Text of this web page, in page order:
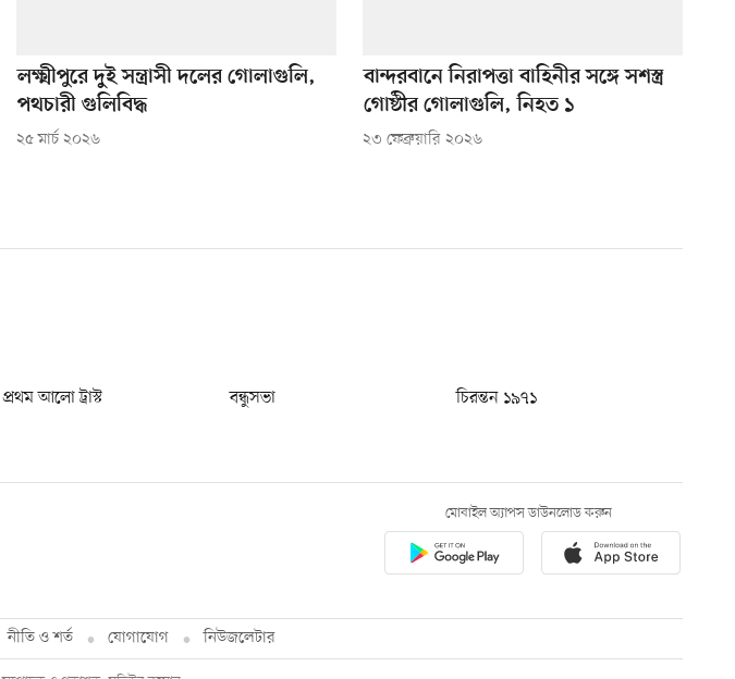
লক্ষ্মীপুরে দুই সন্ত্রাসী দলের গোলাগুলি,
পথচারী গুলিবিদ্ধ
২৫ মার্চ ২০২৬
বান্দরবানে নিরাপত্তা বাহিনীর সঙ্গে সশস্ত্র
গোষ্ঠীর গোলাগুলি, নিহত ১
২৩ ফেব্রুয়ারি ২০২৬
প্রথম আলো ট্রাস্ট বন্ধুসভা
চিরন্তন ১৯৭১
মোবাইল অ্যাপস ডাউনলোড করুন
নীতি ও শর্ত যোগাযোগ নিউজলেটার